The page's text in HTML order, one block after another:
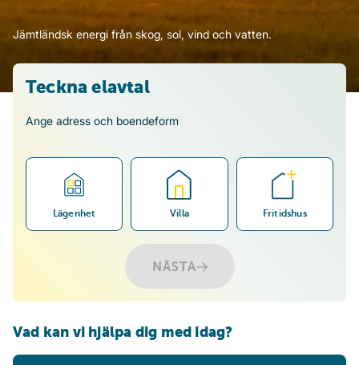
Jämtländsk energi från skog, sol, vind och vatten.
Teckna elavtal
Ange adress och boendeform
Lägenhet Villa Fritidshus
NÄSTA
Vad kan vi hjälpa dig med idag?